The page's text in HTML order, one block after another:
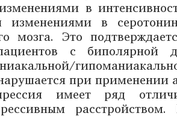
в
изменениями в
мозга. Это
с биполярной
при применении
имеет ряд